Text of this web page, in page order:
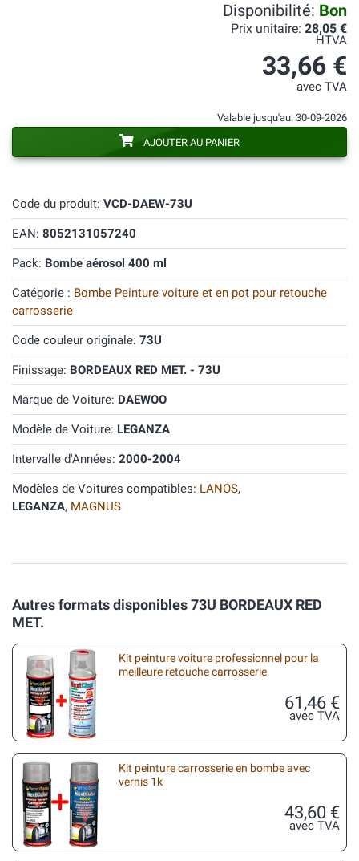
Code du produit: VCD-DAEW-73U
EAN: 8052131057240
Pack: Bombe aérosol 400 ml
Catégorie : Bombe Peinture voiture et en pot pour retouche
carrosserie
Code couleur originale: 73U
Finissage: BORDEAUX RED MET. - 73U
Marque de Voiture: DAEWOO
Modèle de Voiture: LEGANZA
Intervalle d'Années: 2000-2004
Modèles de Voitures compatibles: LANOS,
LEGANZA, MAGNUS
Disponibilité: Bon
Prix unitaire: 28,05 €
HTVA
33,66 €
avec TVA
Valable jusqu'au: 30-09-2026
AJOUTER AU PANIER
Autres formats disponibles 73U BORDEAUX RED
MET.
Kit peinture voiture professionnel pour la
meilleure retouche carrosserie
61,46 €
avec TVA
Kit peinture carrosserie en bombe avec
vernis 1k
43,60 €
avec TVA